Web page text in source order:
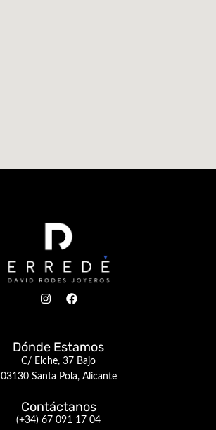
Dónde Estamos
C/ Elche, 37 Bajo
03130 Santa Pola, Alicante
Contáctanos
(+34) 67 091 17 04